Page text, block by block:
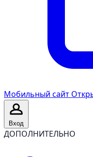
Мобильный сайт
Вход
ДОПОЛНИТЕЛЬНО